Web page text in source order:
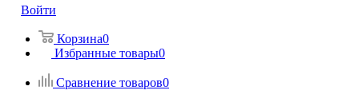
Войти
Корзина0
Избранные товары0
Сравнение товаров0